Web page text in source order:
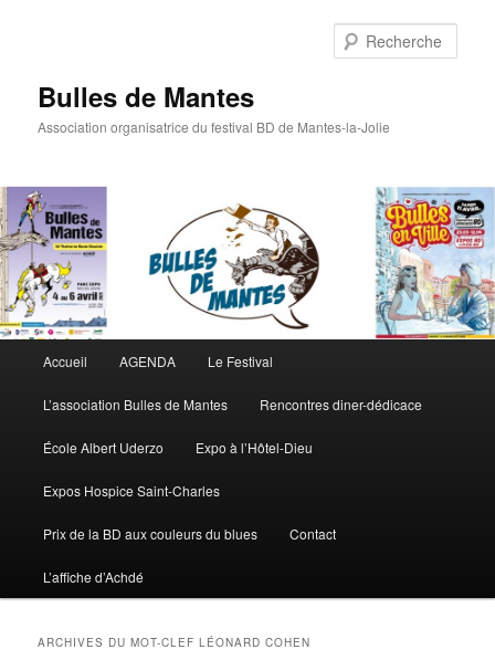
Bulles de Mantes
Association organisatrice du festival BD de Mantes-la-Jolie
Aller au contenu principal
Aller au contenu secondaire
Accueil AGENDA Le Festival
L’association Bulles de Mantes Rencontres diner-dédicace
École Albert Uderzo Expo à l’Hôtel-Dieu
Expos Hospice Saint-Charles
Prix de la BD aux couleurs du blues Contact
L’affiche d’Achdé
ARCHIVES DU MOT-CLEFLÉONARD COHEN